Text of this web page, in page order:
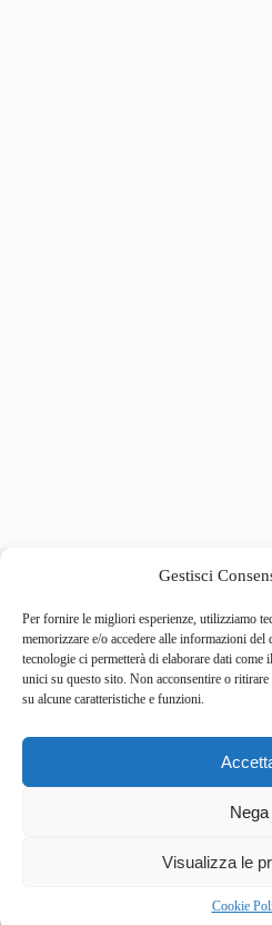
Gestisci
Per fornire le migliori esperienze, utilizziamo
memorizzare e/o accedere alle informazioni
tecnologie ci permetterà di elaborare dati
unici su questo sito. Non acconsentire o
su alcune caratteristiche e funzioni.
Nega
Visualizza le
Cookie
psicologia e salute mentale.
Address:
VIA USODIMARE 3 -
info@respira.re
Bullet - Dynamic Solutions Srl